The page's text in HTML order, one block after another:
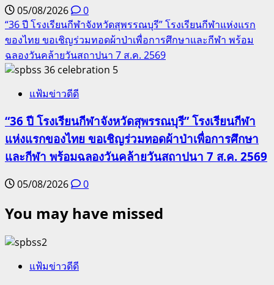
05/08/2026
0
“36 ปี โรงเรียนกีฬาจังหวัดสุพรรณบุรี” โรงเรียนกีฬาแห่งแรก
ของไทย ขอเชิญร่วมทอดผ้าป่าเพื่อการศึกษาและกีฬา พร้อม
ฉลองวันคล้ายวันสถาปนา 7 ส.ค. 2569
5
แฟ้มข่าวดีดี
“36 ปี โรงเรียนกีฬาจังหวัดสุพรรณบุรี” โรงเรียนกีฬา
แห่งแรกของไทย ขอเชิญร่วมทอดผ้าป่าเพื่อการศึกษา
และกีฬา พร้อมฉลองวันคล้ายวันสถาปนา 7 ส.ค. 2569
05/08/2026 0
You may have missed
แฟ้มข่าวดีดี